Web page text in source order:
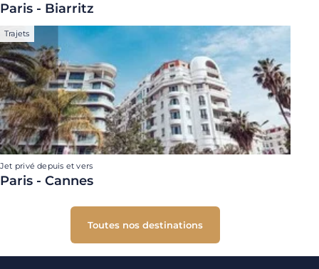
Paris - Biarritz
Trajets
Jet privé depuis et vers
Paris - Cannes
Toutes nos destinations